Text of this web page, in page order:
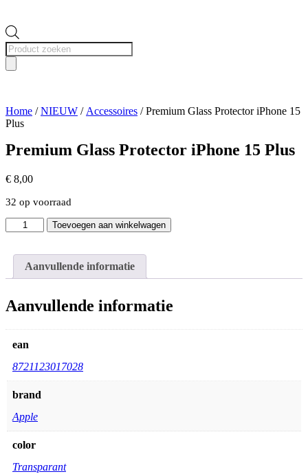
Producten
zoeken
Home /NIEUW / Accessoires / Premium Glass Protector iPhone 15
Plus
Premium Glass Protector iPhone 15 Plus
€ 8,00
32 op voorraad
Premium
Glass
iPhone
aantal
Toevoegen aan winkelwagen
Aanvullende informatie
Aanvullende informatie
ean
8721123017028
brand
Apple
color
Transparant